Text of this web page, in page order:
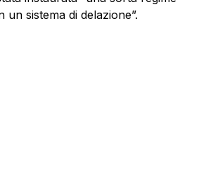
un sistema di delazione”.